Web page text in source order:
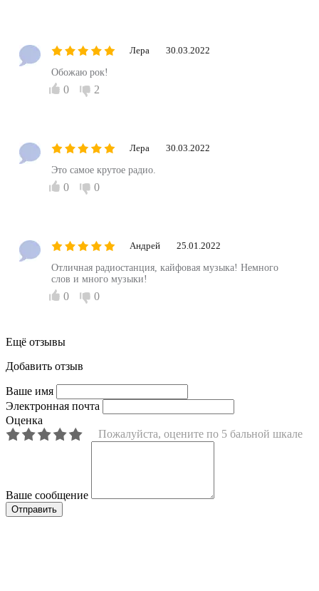
Лера 30.03.2022
Обожаю рок!
0 2
Лера 30.03.2022
Это самое крутое радио.
0 0
Андрей 25.01.2022
Отличная радиостанция, кайфовая музыка! Немного
слов и много музыки!
0 0
Ещё отзывы
Добавить отзыв
Ваше имя
Электронная почта
Оценка
Пожалуйста, оцените по 5 бальной шкале
Ваше сообщение